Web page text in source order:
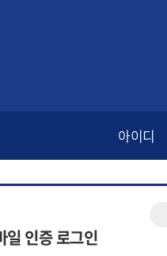
아이디
일 인증 로그인